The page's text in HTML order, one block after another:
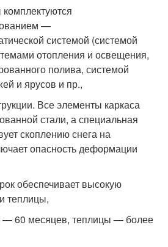
—
системой (системой
отопления и освещения,
полива, системой
и ярусов и пр.,
Все элементы каркаса
стали, а специальная
скоплению снега на
опасность деформации
обеспечивает высокую
теплицы,
— 60 месяцев, теплицы — более